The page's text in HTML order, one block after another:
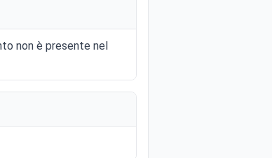
non è presente nel